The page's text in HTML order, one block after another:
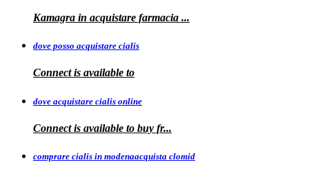
Kamagra in acquistare farmacia ...
dove posso acquistare cialis
Connect is available to
dove acquistare cialis online
Connect is available to buy fr...
comprare cialis in modenaacquista clomid